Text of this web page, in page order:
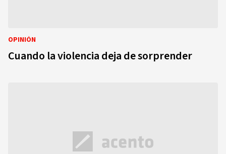
OPINIÓN
Cuando la violencia deja de sorprender